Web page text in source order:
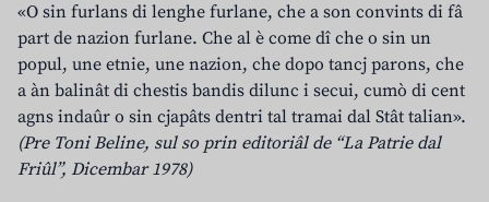
«O sin furlans di lenghe furlane, che a son convints di fâ
part de nazion furlane. Che al è come dî che o sin un
popul, une etnie, une nazion, che dopo tancj parons, che
a àn balinât di chestis bandis dilunc i secui, cumò di cent
agns indaûr o sin cjapâts dentri tal tramai dal Stât talian».
(Pre Toni Beline, sul so prin editoriâl de “La Patrie dal
Friûl”, Dicembar 1978)